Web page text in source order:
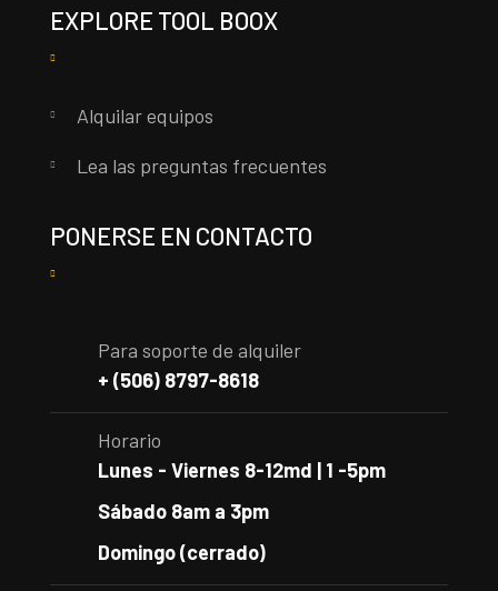
EXPLORE TOOL BOOX
Alquilar equipos
Lea las preguntas frecuentes
PONERSE EN CONTACTO
Para soporte de alquiler
+ (506) 8797-8618
Horario
Lunes - Viernes 8-12md | 1 -5pm
Sábado 8am a 3pm
Domingo (cerrado)